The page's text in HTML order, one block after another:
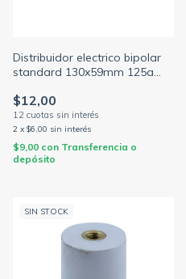
Distribuidor electrico bipolar
standard 130x59mm 125a
(ELENT)
$12,00
2 x $6,00 sin interés
$9,00 con Transferencia o
depósito
SIN STOCK